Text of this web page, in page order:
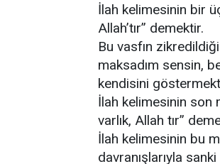
İlah kelimesinin bir
Allah’tır” demektir.
Bu vasfın
maksadım sensin,
kendisini
İlah kelimesinin son
varlık, Allah tır”
İlah kelimesinin bu
davranışlarıyla